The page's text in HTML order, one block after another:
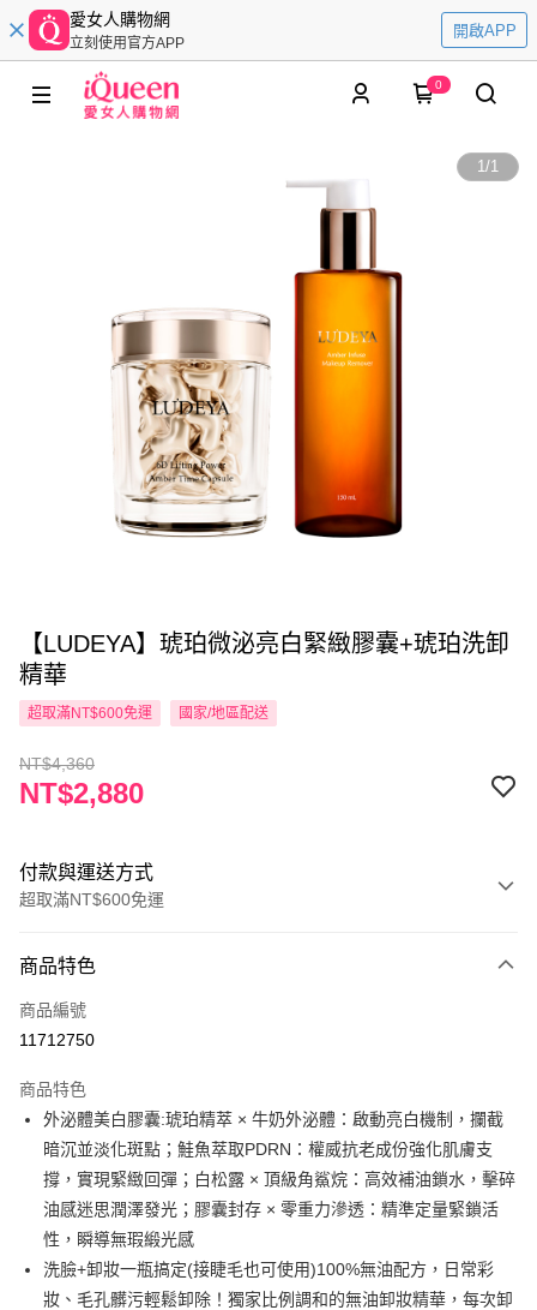
愛女人購物網
立刻使用官方APP
開啟APP
0
1/1
【LUDEYA】琥珀微泌亮白緊緻膠囊+琥珀洗卸
精華
超取滿NT$600免運 國家/地區配送
NT$4,360
NT$2,880
付款與運送方式
超取滿NT$600免運
信用卡一次付款
超商取貨付款
Apple Pay
街口支付
悠遊付
Google Pay
全盈+PAY
商品特色
商品編號
11712750
商品特色
外泌體美白膠囊:琥珀精萃 × 牛奶外泌體：啟動亮白機制，攔截
暗沉並淡化斑點；鮭魚萃取PDRN：權威抗老成份強化肌膚支
撐，實現緊緻回彈；白松露 × 頂級角鯊烷：高效補油鎖水，擊碎
油感迷思潤澤發光；膠囊封存 × 零重力滲透：精準定量緊鎖活
性，瞬導無瑕緞光感
洗臉+卸妝一瓶搞定(接睫毛也可使用)100%無油配方，日常彩
妝、毛孔髒污輕鬆卸除！獨家比例調和的無油卸妝精華，每次卸